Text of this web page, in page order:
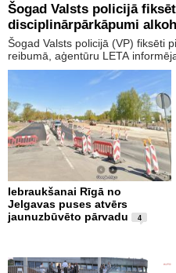
Šogad Valsts policijā
disciplinārpārkāpumi
Šogad Valsts policijā (VP) fiksēti
reibumā, aģentūru LETA
Iebraukšanai Rīgā no
Jelgavas puses atvērs
jaunuzbūvēto pārvadu
4